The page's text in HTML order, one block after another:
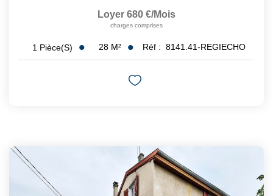
Loyer 680 €/mois
charges comprises
1 Pièce(s) 28 M² Réf : 8141.41-REGIECHO